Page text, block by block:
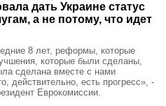
дать Украине статус
а не потому, что идет
8 лет, реформы, которые
которые были сделаны,
сделана вместе с нами
действительно, есть прогресс», -
Еврокомиссии.